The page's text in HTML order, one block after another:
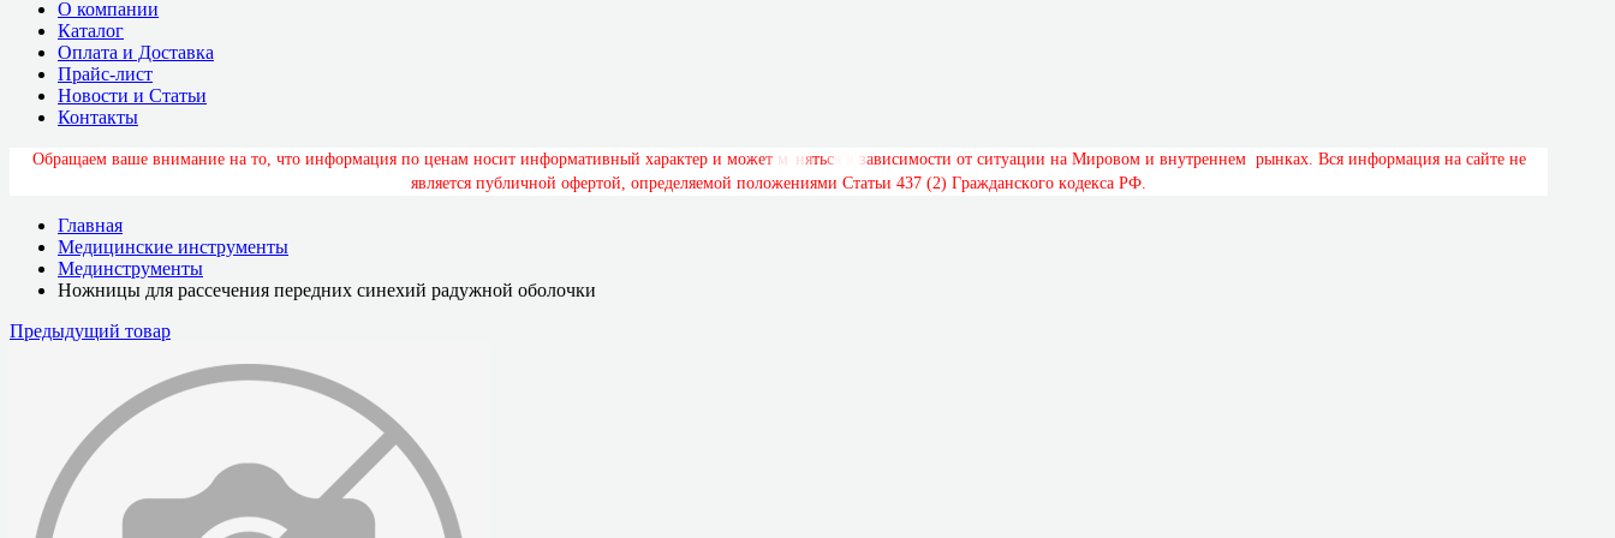
О компании
Каталог
Оплата и Доставка
Прайс-лист
Новости и Статьи
Контакты
Обращаем ваше внимание на то, что информация по ценам носит информативный характер и может м няться зависимости от ситуации на Мировом и внутреннем рынках. Вся информация на сайте не
является публичной офертой, определяемой положениями Статьи 437 (2) Гражданского кодекса РФ.
Главная
Медицинские инструменты
Мединструменты
Ножницы для рассечения передних синехий радужной оболочки
Предыдущий товар